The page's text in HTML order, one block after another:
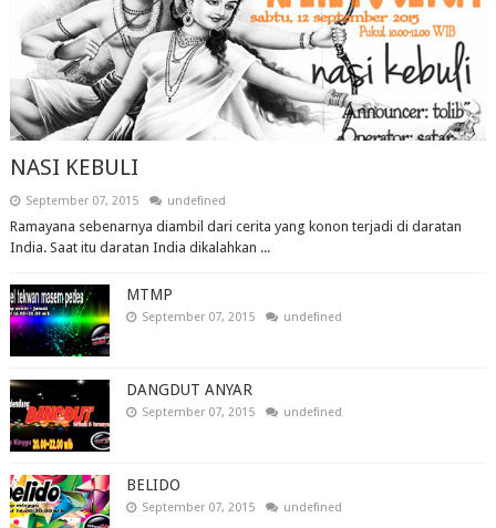
NASI KEBULI
September 07, 2015 undefined
Ramayana sebenarnya diambil dari cerita yang konon terjadi di daratan
India. Saat itu daratan India dikalahkan ...
MTMP
September 07, 2015 undefined
DANGDUT ANYAR
September 07, 2015 undefined
BELIDO
September 07, 2015 undefined